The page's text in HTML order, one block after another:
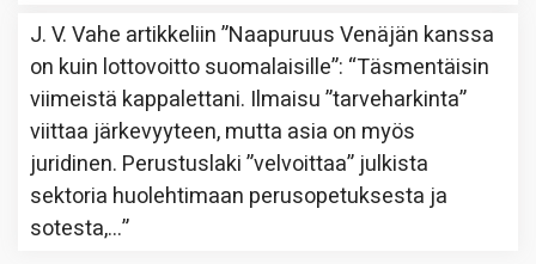
J. V. Vahe artikkeliin”Naapuruus Venäjän kanssa
on kuin lottovoitto suomalaisille”: “Täsmentäisin
viimeistä kappalettani. Ilmaisu ”tarveharkinta”
viittaa järkevyyteen, mutta asia on myös
juridinen. Perustuslaki ”velvoittaa” julkista
sektoria huolehtimaan perusopetuksesta ja
sotesta,…”